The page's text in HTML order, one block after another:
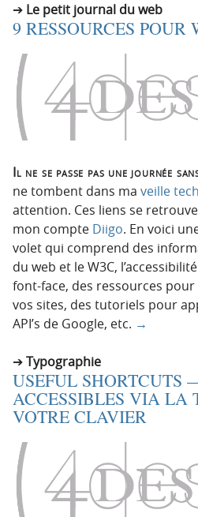
Le petit journal du web
9 RESSOURCES POUR
Il ne se passe pas une journée
ne tombent dans ma veille
attention. Ces liens se
mon compte Diigo. En voici
volet qui comprend des
du web et le W3C,
font-face, des ressources
vos sites, des tutoriels pour
API’s de Google, etc. →
Typographie
USEFUL SHORTCUTS
ACCESSIBLES VIA LA
VOTRE CLAVIER